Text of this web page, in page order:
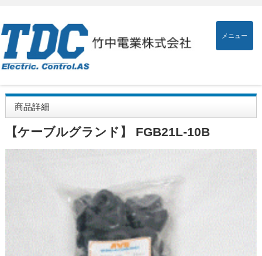
メニュー
商品詳細
【ケーブルグランド】 FGB21L-10B